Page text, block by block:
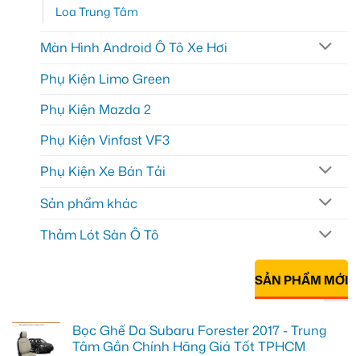
Loa Trung Tâm
Màn Hình Android Ô Tô Xe Hơi
Phụ Kiện Limo Green
Phụ Kiện Mazda 2
Phụ Kiện Vinfast VF3
Phụ Kiện Xe Bán Tải
Sản phẩm khác
Thảm Lót Sàn Ô Tô
SẢN PHẨM MỚI
Bọc Ghế Da Subaru Forester 2017 - Trung
Tâm Gắn Chính Hãng Giá Tốt TPHCM